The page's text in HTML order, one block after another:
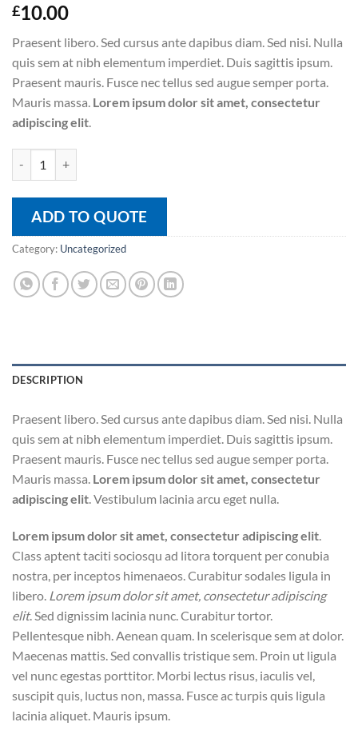
£10.00
Praesent libero. Sed cursus ante dapibus diam. Sed nisi. Nulla
quis sem at nibh elementum imperdiet. Duis sagittis ipsum.
Praesent mauris. Fusce nec tellus sed augue semper porta.
Mauris massa. Lorem ipsum dolor sit amet, consectetur
adipiscing elit.
ADD TO QUOTE
Category: Uncategorized
DESCRIPTION
Praesent libero. Sed cursus ante dapibus diam. Sed nisi. Nulla
quis sem at nibh elementum imperdiet. Duis sagittis ipsum.
Praesent mauris. Fusce nec tellus sed augue semper porta.
Mauris massa. Lorem ipsum dolor sit amet, consectetur
adipiscing elit . Vestibulum lacinia arcu eget nulla.
Lorem ipsum dolor sit amet, consectetur adipiscing elit
Class aptent taciti sociosqu ad litora torquent per conubia
nostra, per inceptos himenaeos. Curabitur sodales ligula in
libero. Lorem ipsum dolor sit amet, consectetur adipiscing
elit. Sed dignissim lacinia nunc. Curabitur tortor.
Pellentesque nibh. Aenean quam. In scelerisque sem at dolor.
Maecenas mattis. Sed convallis tristique sem. Proin ut ligula
vel nunc egestas porttitor. Morbi lectus risus, iaculis vel,
suscipit quis, luctus non, massa. Fusce ac turpis quis ligula
lacinia aliquet. Mauris ipsum.